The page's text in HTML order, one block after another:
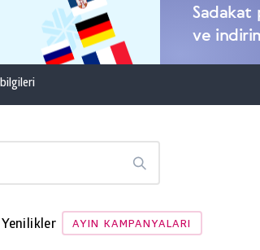
Sadakat
ve
Yenilikler AYIN KAMPANYALARI